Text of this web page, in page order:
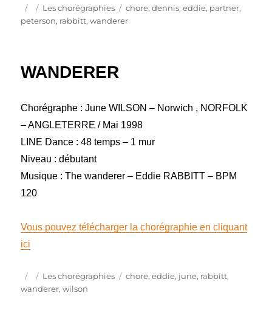
Publié
le
Catégories
Les chorégraphies Étiquettes
chore,dennis,eddie, partner,
peterson, rabbitt,wanderer
WANDERER
Chorégraphe : June WILSON – Norwich , NORFOLK
– ANGLETERRE / Mai 1998
LINE Dance : 48 temps – 1 mur
Niveau : débutant
Musique : The wanderer – Eddie RABBITT – BPM
120
Vous pouvez télécharger la chorégraphie en cliquant
ici
Publié
le
Catégories
Les chorégraphies Étiquettes
chore,eddie, june, rabbitt,
wanderer,wilson